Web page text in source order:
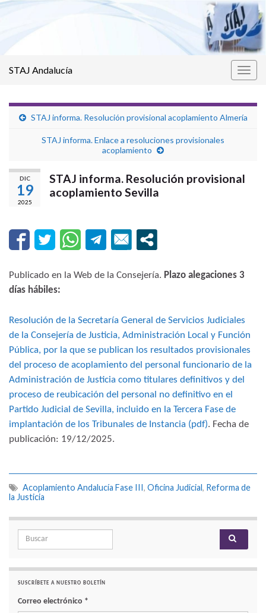
STAJ Andalucía
STAJ informa. Resolución provisional acoplamiento Almería
STAJ informa. Enlace a resoluciones provisionales
acoplamiento
DIC
19
2025
STAJ informa. Resolución provisional
acoplamiento Sevilla
Publicado en la Web de la Consejería. Plazo alegaciones 3
días hábiles:
Resolución de la Secretaría General de Servicios Judiciales
de la Consejería de Justicia, Administración Local y Función
Pública, por la que se publican los resultados provisionales
del proceso de acoplamiento del personal funcionario de la
Administración de Justicia como titulares definitivos y del
proceso de reubicación del personal no definitivo en el
Partido Judicial de Sevilla, incluido en la Tercera Fase de
implantación de los Tribunales de Instancia (pdf). Fecha de
publicación: 19/12/2025.
Acoplamiento Andalucía Fase III , Oficina Judicial , Reforma de
la Justicia
Search for:
SUSCRÍBETE A NUESTRO BOLETÍN
Correo electrónico *